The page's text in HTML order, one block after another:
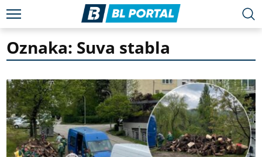
Oznaka: Suva stabla